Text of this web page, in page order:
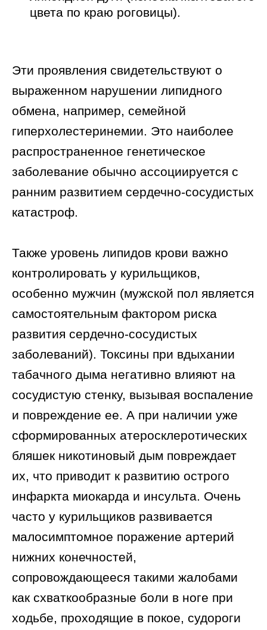
цвета по краю роговицы).
Эти проявления свидетельствуют о
выраженном нарушении липидного
обмена, например, семейной
гиперхолестеринемии. Это наиболее
распространенное генетическое
заболевание обычно ассоциируется с
ранним развитием сердечно-сосудистых
катастроф.
Также уровень липидов крови важно
контролировать у курильщиков,
особенно мужчин (мужской пол является
самостоятельным фактором риска
развития сердечно-сосудистых
заболеваний). Токсины при вдыхании
табачного дыма негативно влияют на
сосудистую стенку, вызывая воспаление
и повреждение ее. А при наличии уже
сформированных атеросклеротических
бляшек никотиновый дым повреждает
их, что приводит к развитию острого
инфаркта миокарда и инсульта. Очень
часто у курильщиков развивается
малосимптомное поражение артерий
нижних конечностей,
сопровождающееся такими жалобами
как схваткообразные боли в ноге при
ходьбе, проходящие в покое, судороги